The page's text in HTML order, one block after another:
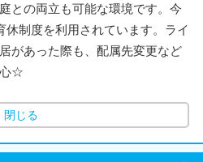
との両立も可能な環境です。今
休制度を利用されています。ライ
があった際も、配属先変更など
心☆
閉じる